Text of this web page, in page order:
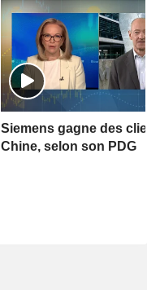
Siemens gagne des
Chine, selon son PDG